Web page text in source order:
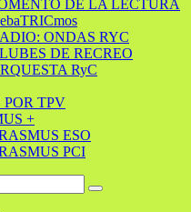
DE LA LECTURA
ONDAS RYC
DE RECREO
RyC
POR TPV
+
ESO
PCI